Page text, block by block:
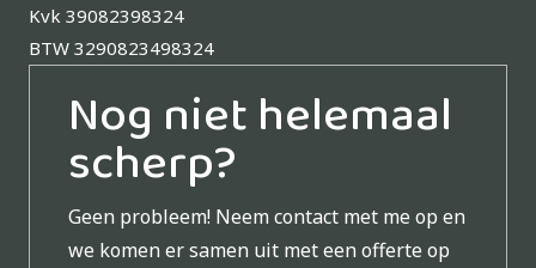
Nog niet helemaal
scherp?
Geen probleem! Neem contact met me op en
we komen er samen uit met een offerte op
Kvk 39082398324
BTW 3290823498324